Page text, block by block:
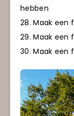
hebben
28. Maak een
29. Maak een
30. Maak een